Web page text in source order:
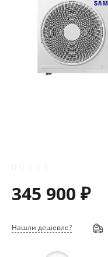
345 900 ₽
Нашли дешевле?